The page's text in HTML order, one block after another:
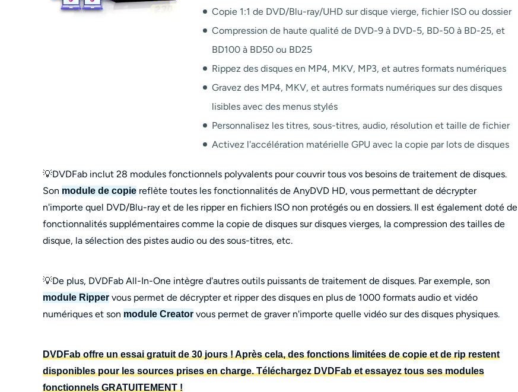
Copie 1:1 de DVD/Blu-ray/UHD sur disque vierge, fichier ISO ou dossier
Compression de haute qualité de DVD-9 à DVD-5, BD-50 à BD-25, et
BD100 à BD50 ou BD25
Rippez des disques en MP4, MKV, MP3, et autres formats numériques
Gravez des MP4, MKV, et autres formats numériques sur des disques
lisibles avec des menus stylés
Personnalisez les titres, sous-titres, audio, résolution et taille de fichier
Activez l'accélération matérielle GPU avec la copie par lots de disques
💡DVDFab inclut 28 modules fonctionnels polyvalents pour couvrir tous vos besoins de traitement de disques.
Son module de copie reflète toutes les fonctionnalités de AnyDVD HD, vous permettant de décrypter
n'importe quel DVD/Blu-ray et de les ripper en fichiers ISO non protégés ou en dossiers. Il est également doté de
fonctionnalités supplémentaires comme la copie de disques sur disques vierges, la compression des tailles de
disque, la sélection des pistes audio ou des sous-titres, etc.
💡De plus, DVDFab All-In-One intègre d'autres outils puissants de traitement de disques. Par exemple, son
module Ripper vous permet de décrypter et ripper des disques en plus de 1000 formats audio et vidéo
numériques et son module Creator vous permet de graver n'importe quelle vidéo sur des disques physiques.
DVDFab offre un essai gratuit de 30 jours ! Après cela, des fonctions limitées de copie et de rip restent
disponibles pour les sources prises en charge. Téléchargez DVDFab et essayez tous ses modules
fonctionnels GRATUITEMENT !